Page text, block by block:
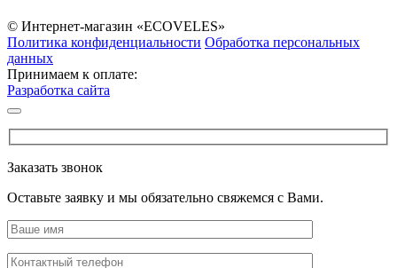
© Интернет-магазин «ECOVELES»
Политика конфиденциальности Обработка персональных
данных
Принимаем к оплате:
Разработка сайта
Заказать звонок
Оставьте заявку и мы обязательно свяжемся с Вами.